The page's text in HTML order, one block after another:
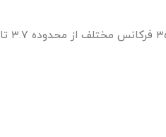
تکنولوژی کویل X35 (دارای ۳۵ فرکانس مختلف از محدوده ۳.۷ تا